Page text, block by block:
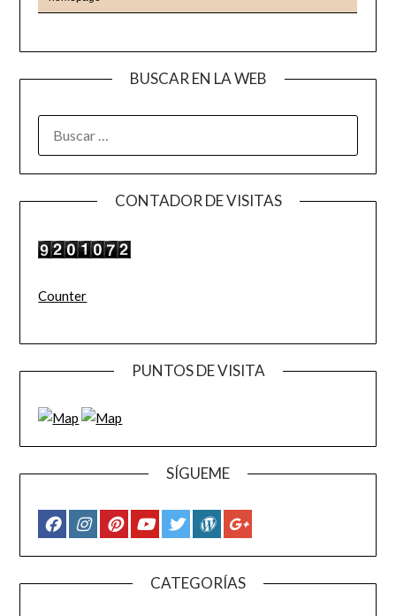
BUSCAR EN LA WEB
CONTADOR DE VISITAS
Counter
PUNTOS DE VISITA
SÍGUEME
CATEGORÍAS